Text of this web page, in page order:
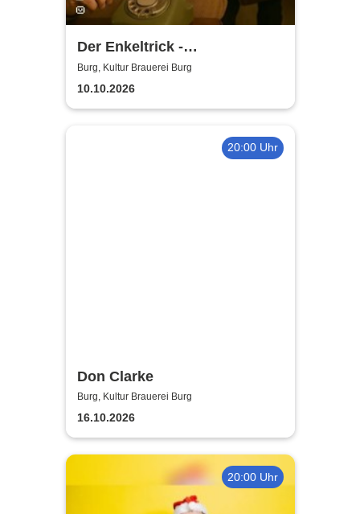
Der Enkeltrick -
Kriminalkomödie
Burg, Kultur Brauerei Burg
10.10.2026
20:00 Uhr
Don Clarke
Burg, Kultur Brauerei Burg
16.10.2026
20:00 Uhr